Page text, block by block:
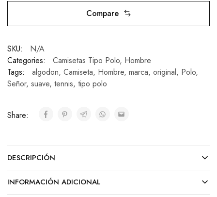
Compare
SKU:
N/A
Categories:
Camisetas Tipo Polo, Hombre
Tags:
algodon, Camiseta, Hombre, marca, original, Polo,
Señor, suave, tennis, tipo polo
Share:
DESCRIPCIÓN
INFORMACIÓN ADICIONAL